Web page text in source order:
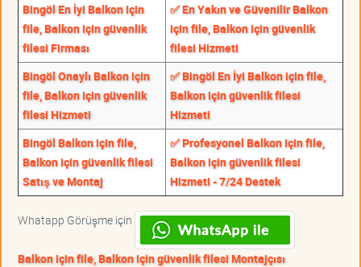
Bingöl En İyi Balkon için
file, Balkon için güvenlik
filesi Firması
✅ En Yakın ve Güvenilir Balkon
için file, Balkon için güvenlik
filesi Hizmeti
Bingöl Onaylı Balkon için
file, Balkon için güvenlik
filesi Hizmeti
✅ Bingöl En İyi Balkon için file,
Balkon için güvenlik filesi
Hizmeti
Bingöl Balkon için file,
Balkon için güvenlik filesi
Satış ve Montaj
✅ Profesyonel Balkon için file,
Balkon için güvenlik filesi
Hizmeti - 7/24 Destek
Whatapp Görüşme için
Balkon için file, Balkon için güvenlik filesi Montajçısı